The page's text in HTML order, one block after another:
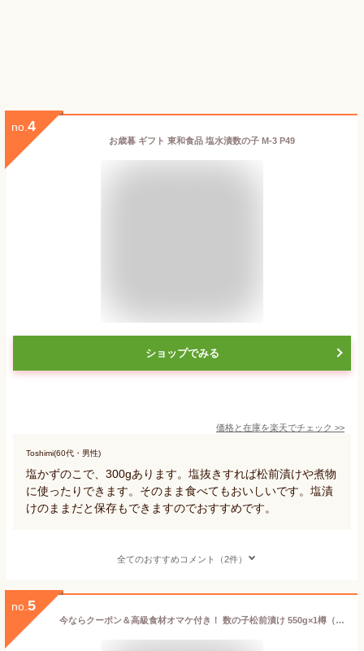
no. 4
お歳暮 ギフト 東和食品 塩水漬数の子 M‐3 P49
ショップでみる
価格と在庫を楽天でチェック >>
Toshimi(60代・男性)
塩かずのこで、300gあります。塩抜きすれば松前漬けや煮物
に使ったりできます。そのまま食べてもおいしいです。塩漬
けのままだと保存もできますのでおすすめです。
全てのおすすめコメント（2件）
no. 5
今ならクーポン＆高級食材オマケ付き！ 数の子松前漬け 550g×1樽（樽入）1樽3950円と大変お得 お歳暮 ご贈答にも 送料無料 ※合成着色料、合成保存料を使用していません。ご贈答 ギフト 松前漬 がごめ昆布 まつまえずけ 北海道 函館 グルメ お取り寄せ 竹田食品